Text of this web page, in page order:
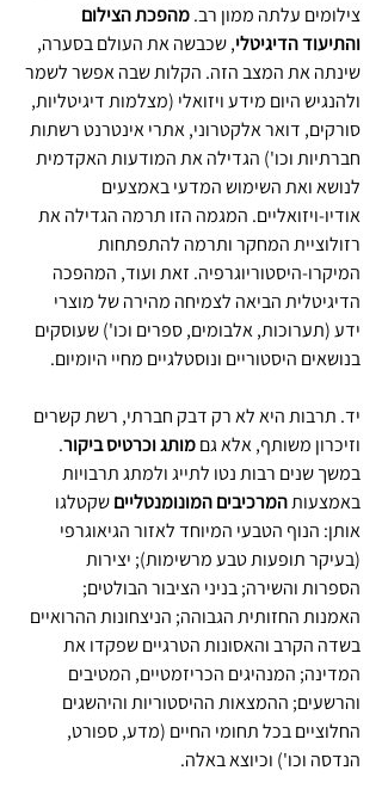
צילומים עלתה ממון רב. מהפכת הצילום
והתיעוד הדיגיטלי, שכבשה את העולם בסערה,
שינתה את המצב הזה. הקלות שבה אפשר לשמר
ולהנגיש היום מידע ויזואלי (מצלמות דיגיטליות,
סורקים, דואר אלקטרוני, אתרי אינטרנט רשתות
חברתיות וכו') הגדילה את המודעות האקדמית
לנושא ואת השימוש המדעי באמצעים
אודיו-ויזואליים. המגמה הזו תרמה הגדילה את
רזולוציית המחקר ותרמה להתפתחות
המיקרו-היסטוריוגרפיה. זאת ועוד, המהפכה
הדיגיטלית הביאה לצמיחה מהירה של מוצרי
ידע (תערוכות, אלבומים, ספרים וכו') שעוסקים
בנושאים היסטוריים ונוסטלגיים מחיי היומיום.
יד. תרבות היא לא רק דבק חברתי, רשת קשרים
וזיכרון משותף, אלא גם מותג וכרטיס ביקור.
במשך שנים רבות נטו לתייג ולמתג תרבויות
באמצעות המרכיבים המונומנטליים שקטלגו
אותן: הנוף הטבעי המיוחד לאזור הגיאוגרפי
(בעיקר תופעות טבע מרשימות); יצירות
הספרות והשירה; בניני הציבור הבולטים;
האמנות החזותית הגבוהה; הניצחונות ההרואיים
בשדה הקרב והאסונות הטרגיים שפקדו את
המדינה; המנהיגים הכריזמטיים, המטיבים
והרשעים; ההמצאות ההיסטוריות והיהשגים
החלוציים בכל תחומי החיים (מדע, ספורט,
הנדסה וכו') וכיוצא באלה.